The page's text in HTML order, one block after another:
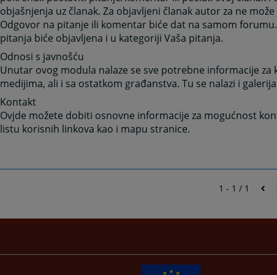
objašnjenja uz članak. Za objavljeni članak autor za ne
Odgovor na pitanje ili komentar biće dat na samom
pitanja biće objavljena i u kategoriji Vaša pitanja.
Odnosi s javnošću
Unutar ovog modula nalaze se sve potrebne informacije za
medijima, ali i sa ostatkom građanstva. Tu se nalazi i
Kontakt
Ovjde možete dobiti osnovne informacije za mogućnost
listu korisnih linkova kao i mapu stranice.
1 - 1 / 1